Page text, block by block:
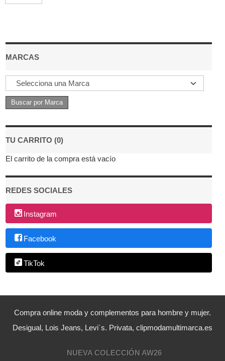
MARCAS
TU CARRITO (0)
El carrito de la compra está vacío
REDES SOCIALES
Instagram
Facebook
TikTok
Compra online moda y complementos para hombre y mujer.
Desigual, Lois Jeans, Levi´s. Privata, clipmodamultimarca.es
NUEVA COLECCIÓN AW26